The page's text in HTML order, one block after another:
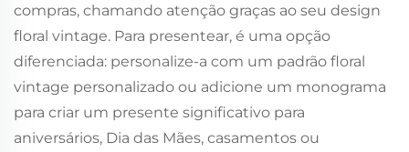
compras, chamando atenção graças ao seu design
floral vintage. Para presentear, é uma opção
diferenciada: personalize-a com um padrão floral
vintage personalizado ou adicione um monograma
para criar um presente significativo para
aniversários, Dia das Mães, casamentos ou